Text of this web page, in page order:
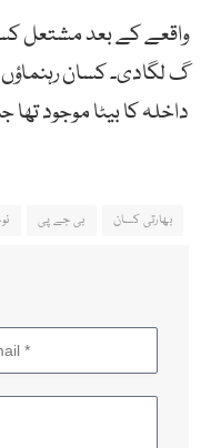
واقعےکےبعدمشتعل
گلگادی۔کسانرہنماؤں
داخلہکابیٹاموجودتھا
بھارتی کسان بی جے پی